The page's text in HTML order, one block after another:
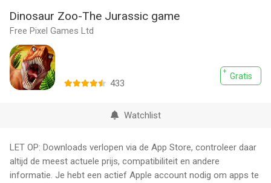
Dinosaur Zoo-The Jurassic game
Free Pixel Games Ltd
Gratis
433
Watchlist
LET OP: Downloads verlopen via de App Store, controleer daar
altijd de meest actuele prijs, compatibiliteit en andere
informatie. Je hebt een actief Apple account nodig om apps te